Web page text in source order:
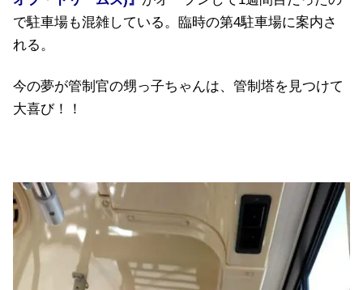
で駐車場も混雑している。臨時の第4駐車場に案内さ
れる。
今の夢が管制官の甥っ子ちゃんは、管制塔を見つけて
大喜び！！